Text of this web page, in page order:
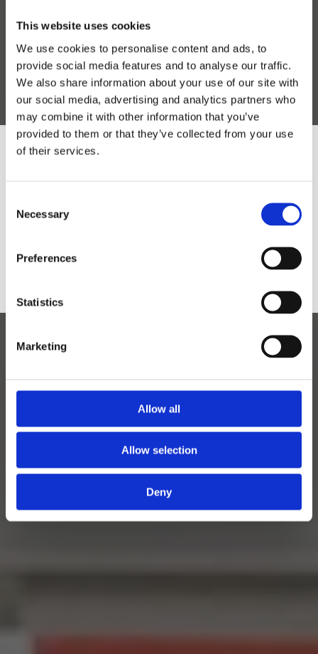
This website uses cookies
We use cookies to personalise content and ads, to
provide social media features and to analyse our traffic.
We also share information about your use of our site with
our social media, advertising and analytics partners who
may combine it with other information that you’ve
provided to them or that they’ve collected from your use
of their services.
Selection
Necessary
Preferences
Statistics
Marketing
Allow all
Allow selection
Deny